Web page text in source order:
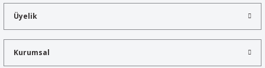
Ürün açıklamasında eksik bilgiler bulunuyor.
Ürün bilgilerinde hatalar bulunuyor.
Üyelik
Kurumsal